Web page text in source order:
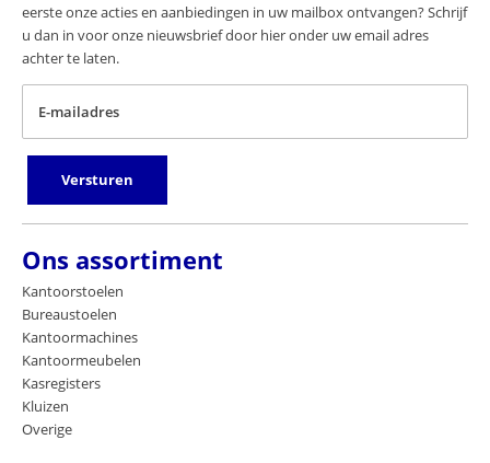
eerste onze acties en aanbiedingen in uw mailbox ontvangen? Schrijf
u dan in voor onze nieuwsbrief door hier onder uw email adres
achter te laten.
E-mailadres
Versturen
Ons assortiment
Kantoorstoelen
Bureaustoelen
Kantoormachines
Kantoormeubelen
Kasregisters
Kluizen
Overige